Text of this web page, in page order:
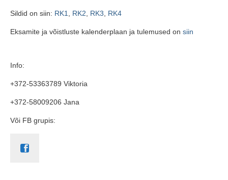
Sildid on siin: RK1 RK2 RK3 RK4
Eksamite ja võistluste kalenderplaan ja tulemused on siin
Info:
+372-53363789 Viktoria
+372-58009206 Jana
Või FB grupis: